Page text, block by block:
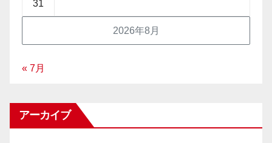
2026年8月
31
« 7月
アーカイブ